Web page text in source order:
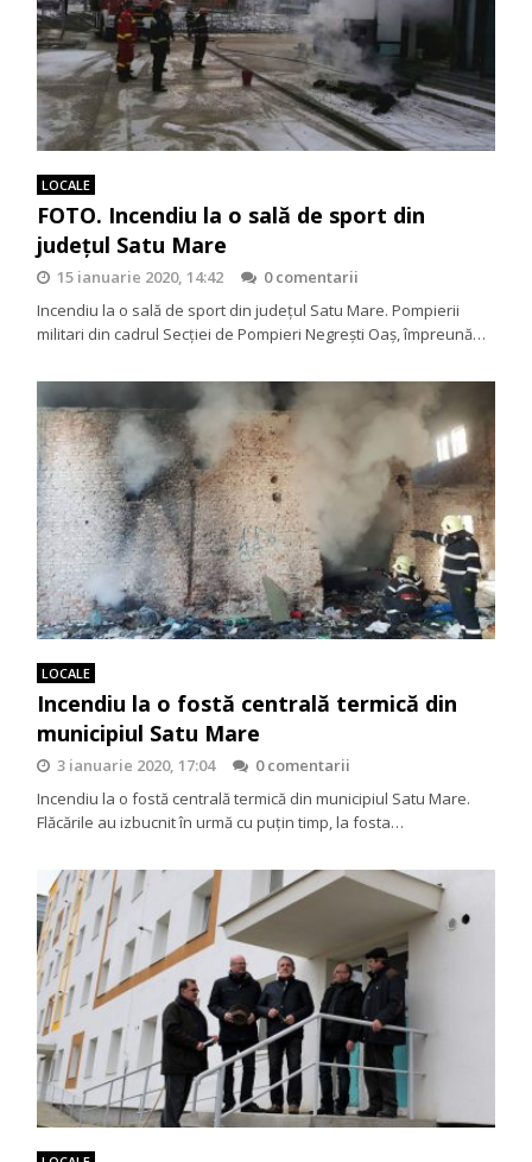
LOCALE
FOTO. Incendiu la o sală de sport din
județul Satu Mare
15 ianuarie 2020, 14:42
0 comentarii
Incendiu la o sală de sport din județul Satu Mare. Pompierii
militari din cadrul Secției de Pompieri Negrești Oaș, împreună…
LOCALE
Incendiu la o fostă centrală termică din
municipiul Satu Mare
3 ianuarie 2020, 17:04
0 comentarii
Incendiu la o fostă centrală termică din municipiul Satu Mare.
Flăcările au izbucnit în urmă cu puțin timp, la fosta…